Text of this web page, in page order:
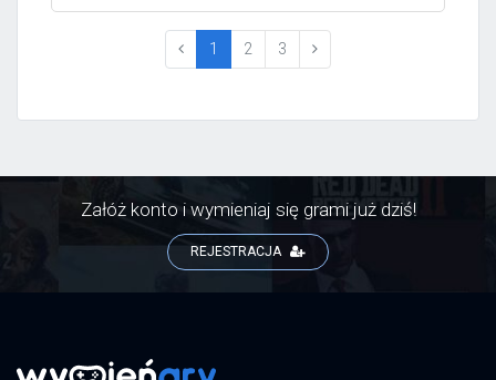
1 (current)
2 3
Załóż konto i wymieniaj się grami już dziś!
REJESTRACJA